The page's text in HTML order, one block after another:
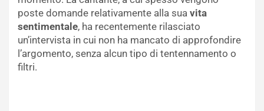
poste domande relativamente alla sua vita
sentimentale, ha recentemente rilasciato
un’intervista in cui non ha mancato di approfondire
l’argomento, senza alcun tipo di tentennamento o
filtri.